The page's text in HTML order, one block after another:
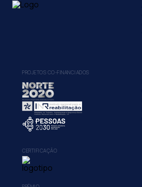
PROJETOS CO-FINANCIADOS
CERTIFICAÇÃO